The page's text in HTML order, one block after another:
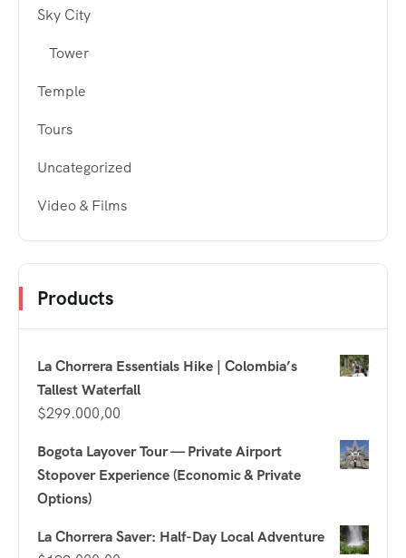
Sky City
Tower
Temple
Tours
Uncategorized
Video & Films
Products
La Chorrera Essentials Hike | Colombia’s
Tallest Waterfall
$299.000,00
Bogota Layover Tour — Private Airport
Stopover Experience (Economic & Private
Options)
La Chorrera Saver: Half-Day Local Adventure